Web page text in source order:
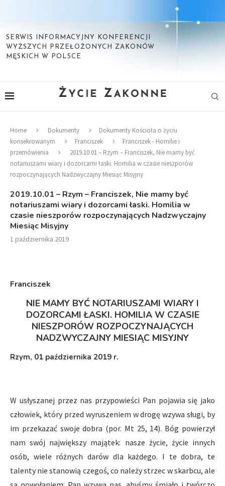
SERWIS INFORMACYJNY KONFERENCJI
WYŻSZYCH PRZEŁOŻONYCH ZAKONÓW
MĘSKICH W POLSCE
Home Dokumenty
Dokumenty Kościoła o życiu
konsekrowanym
Franciszek
Franciszek - Homilie i
przemówienia
2019.10.01 – Rzym – Franciszek, Nie mamy być
notariuszami wiary i dozorcami łaski. Homilia w czasie nieszporów
rozpoczynających Nadzwyczajny Miesiąc Misyjny
2019.10.01 – Rzym – Franciszek, Nie mamy być
notariuszami wiary i dozorcami łaski. Homilia w
czasie nieszporów rozpoczynających Nadzwyczajny
Miesiąc Misyjny
1 października 2019
Franciszek
NIE MAMY BYĆ NOTARIUSZAMI WIARY I
DOZORCAMI ŁASKI. HOMILIA W CZASIE
NIESZPORÓW ROZPOCZYNAJĄCYCH
NADZWYCZAJNY MIESIĄC MISYJNY
Rzym, 01 października 2019 r.
W usłyszanej przez nas przypowieści Pan pojawia się jako
człowiek, który przed wyruszeniem w drogę wzywa sługi, by
im przekazać swoje dobra (por. Mt 25, 14). Bóg powierzył
nam swój największy majątek: nasze życie, życie innych
osób, wiele różnych darów dla każdego. I te dobra, te
talenty nie stanowią czegoś, co należy strzec w skarbcu, ale